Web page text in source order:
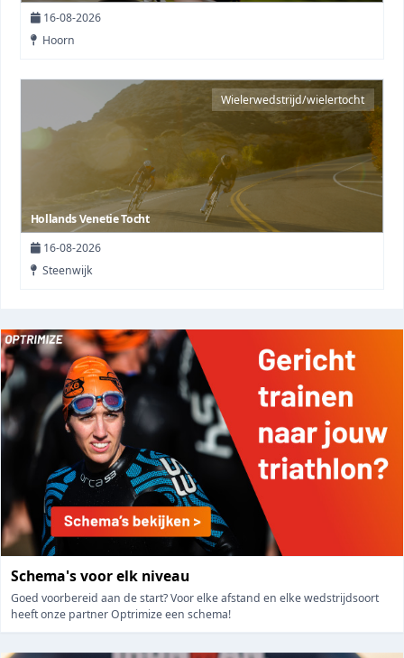
16-08-2026
Hoorn
Wielerwedstrijd/wielertocht
Hollands Venetie Tocht
16-08-2026
Steenwijk
Schema's voor elk niveau
Goed voorbereid aan de start? Voor elke afstand en elke wedstrijdsoort
heeft onze partner Optrimize een schema!